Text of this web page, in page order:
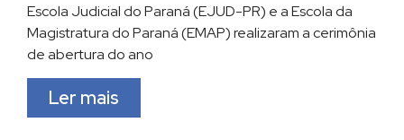
Escola Judicial do Paraná (EJUD-PR) e a Escola da
Magistratura do Paraná (EMAP) realizaram a cerimônia
de abertura do ano
Ler mais